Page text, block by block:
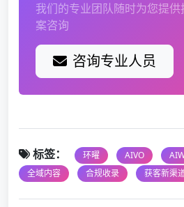
我们的专业团队随时为您提
案咨询
咨询专业人员
标签： 环曜 AIVO
全域内容
合规收录 获客新渠